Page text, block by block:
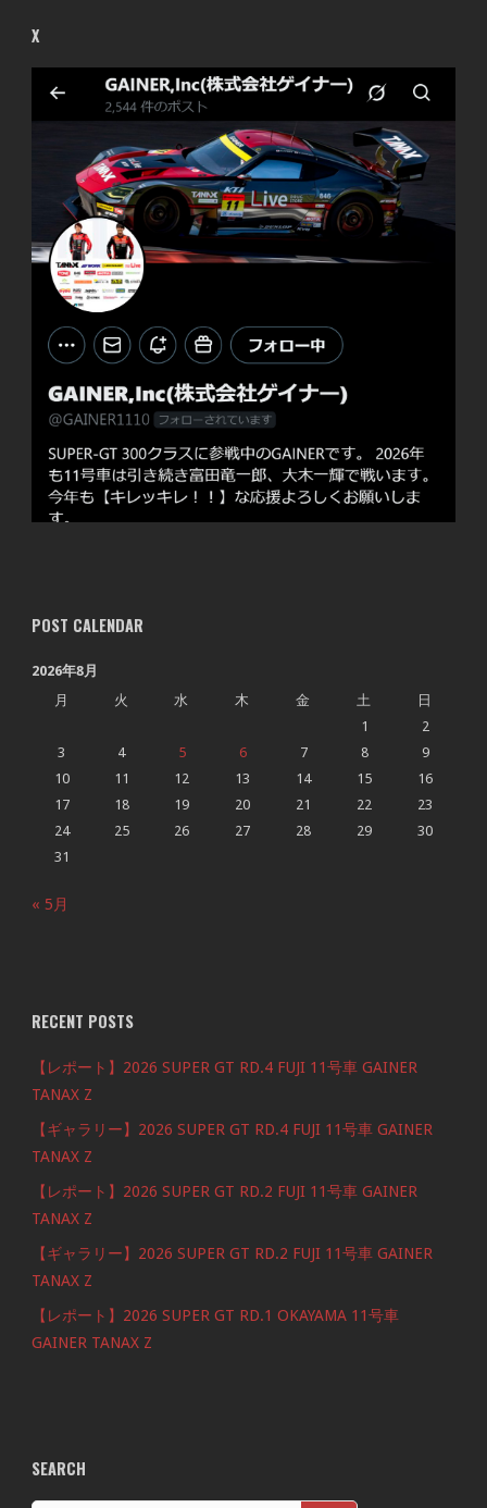
X
POST CALENDAR
2026年8月
月
火 水 木 金 土
日
1
2
3
4 5 6 7 8
9
10
11 12 13 14 15
16
17
18 19 20 21 22
23
24
25 26 27 28 29
30
31
« 5月
RECENT POSTS
【レポート】2026 SUPER GT RD.4 FUJI 11号車 GAINER
TANAX Z
【ギャラリー】2026 SUPER GT RD.4 FUJI 11号車 GAINER
TANAX Z
【レポート】2026 SUPER GT RD.2 FUJI 11号車 GAINER
TANAX Z
【ギャラリー】2026 SUPER GT RD.2 FUJI 11号車 GAINER
TANAX Z
【レポート】2026 SUPER GT RD.1 OKAYAMA 11号車
GAINER TANAX Z
SEARCH